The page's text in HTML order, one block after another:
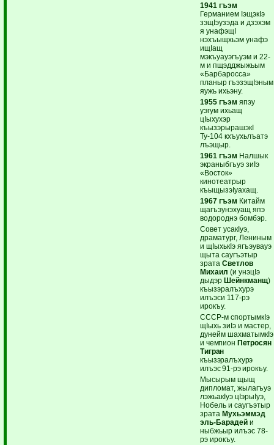
1941 гъэм
Германием IэщэкIэ
зэщIэузэда и дзэхэм
я унафэщI
нэхъыщхьэм унафэ
ищIащ
мэкъуауэгъуэм и 22-
м и пщэдджыжьым
«Барбаросса»
планыр гъэзэщIэным
яужь ихьэну.
1955 гъэм япэу
уэгум ихьащ
цIыхухэр
къызэрырашэкI
Ту-104 кхъухьлъатэ
лъэщыр.
1961 гъэм Налшык
экраныбгъуэ зиIэ
«Восток»
кинотеатрыр
къыщызэIуахащ.
1967 гъэм Китайм
щагъэунэхуащ япэ
водороднэ бомбэр.
Совет усакIуэ,
драматург, Лениным
и щIыхькIэ ягъэувауэ
щыта саугъэтыр
зратаСветлов
Михаил (и унэцIэ
дыдэрШейнкманщ)
къызэралъхурэ
илъэси 117-рэ
ирокъу.
СССР-м спортымкIэ
щIыхь зиIэ и мастер,
дунейм шахматымкIэ
и чемпион Петросян
Тигран
къызэралъхурэ
илъэс 91-рэ ирокъу.
Мысырым щыщ
дипломат, жылагъуэ
лэжьакIуэ цIэрыIуэ,
Нобель и саугъэтыр
зратаМухьэммэд
эль-Барадей и
ныбжьыр илъэс 78-
рэ ирокъу.